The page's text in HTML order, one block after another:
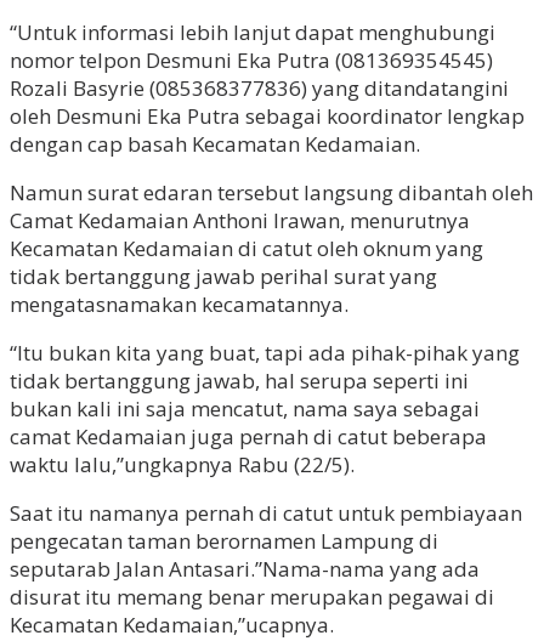
“Untuk informasi lebih lanjut dapat menghubungi
nomor telpon Desmuni Eka Putra (081369354545)
Rozali Basyrie (085368377836) yang ditandatangini
oleh Desmuni Eka Putra sebagai koordinator lengkap
dengan cap basah Kecamatan Kedamaian.
Namun surat edaran tersebut langsung dibantah oleh
Camat Kedamaian Anthoni Irawan, menurutnya
Kecamatan Kedamaian di catut oleh oknum yang
tidak bertanggung jawab perihal surat yang
mengatasnamakan kecamatannya.
“Itu bukan kita yang buat, tapi ada pihak-pihak yang
tidak bertanggung jawab, hal serupa seperti ini
bukan kali ini saja mencatut, nama saya sebagai
camat Kedamaian juga pernah di catut beberapa
waktu lalu,”ungkapnya Rabu (22/5).
Saat itu namanya pernah di catut untuk pembiayaan
pengecatan taman berornamen Lampung di
seputarab Jalan Antasari.”Nama-nama yang ada
disurat itu memang benar merupakan pegawai di
Kecamatan Kedamaian,”ucapnya.